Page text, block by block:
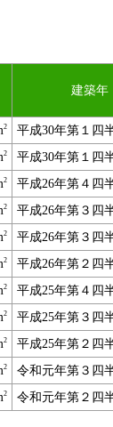
建築年
2
平成30年第１四
2
平成30年第１四
2
平成26年第４四
2
平成26年第３四
2
平成26年第３四
2
平成26年第２四
2
平成25年第４四
2
平成25年第３四
2
平成25年第２四
2
令和元年第３四
2 令和元年第２四